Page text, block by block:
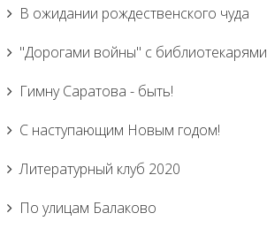
В ожидании рождественского чуда
"Дорогами войны" с библиотекарями
Гимну Саратова - быть!
С наступающим Новым годом!
Литературный клуб 2020
По улицам Балаково